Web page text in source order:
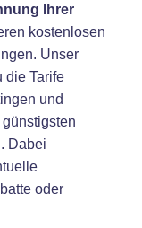
Ihrer
kostenlosen
Unser
die Tarife
und
Dabei
oder